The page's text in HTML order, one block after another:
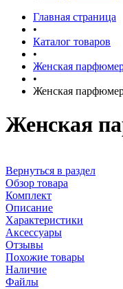
Главная страница
•
Каталог товаров
•
Женская
•
Женская
Женская
Вернуться в раздел
Обзор товара
Комплект
Описание
Характеристики
Аксессуары
Отзывы
Похожие товары
Наличие
Файлы